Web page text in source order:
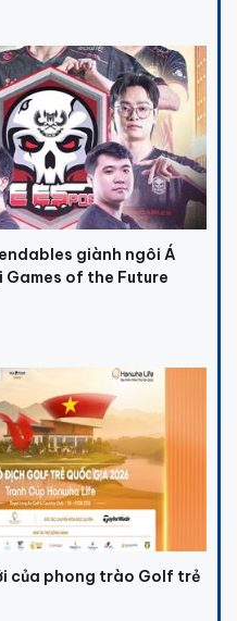
giành ngôi Á
Games of the Future
của phong trào Golf trẻ